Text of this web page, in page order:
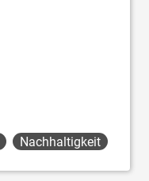
Nachhaltigkeit